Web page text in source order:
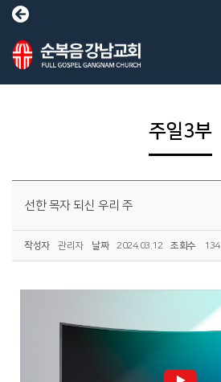
주일3부
선한 목자 되신 우리 주
작성자 관리자 날짜 2024.03.12 조회수 134